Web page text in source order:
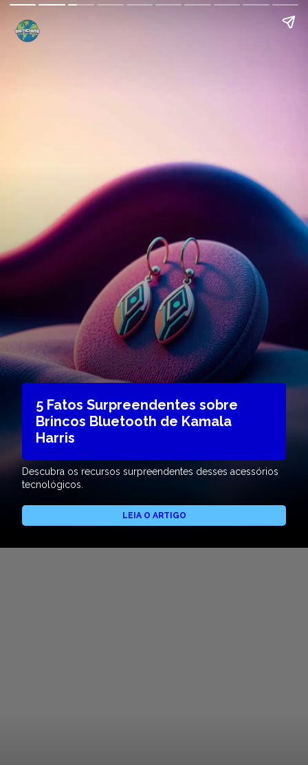
5 Fatos Surpreendentes sobre
Brincos Bluetooth de Kamala
Harris
Descubra os recursos surpreendentes desses acessórios
tecnológicos.
LEIA O ARTIGO